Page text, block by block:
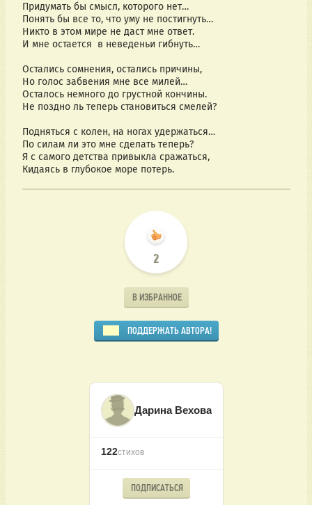
Придумать бы смысл, которого нет…
Понять бы все то, что уму не постигнуть…
Никто в этом мире не даст мне ответ.
И мне остается в неведеньи гибнуть…
Остались сомнения, остались причины,
Но голос забвения мне все милей…
Осталось немного до грустной кончины.
Не поздно ль теперь становиться смелей?
Подняться с колен, на ногах удержаться…
По силам ли это мне сделать теперь?
Я с самого детства привыкла сражаться,
Кидаясь в глубокое море потерь.
2
В ИЗБРАННОЕ
ПОДДЕРЖАТЬ АВТОРА!
Дарина Вехова
122стихов
ПОДПИСАТЬСЯ